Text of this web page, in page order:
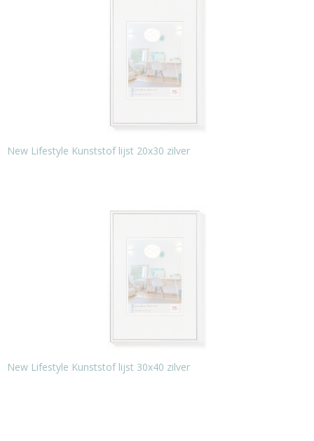
New Lifestyle Kunststof lijst 20x30 zilver
New Lifestyle Kunststof lijst 30x40 zilver